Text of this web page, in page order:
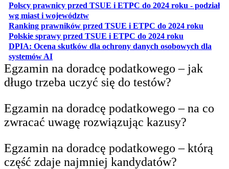
Polscy prawnicy przed TSUE i ETPC do 2024 roku - podział
wg miast i województwotwiera się w nowej karcie
Ranking prawników przed TSUE i ETPC do 2024 roku
Polskie sprawy przed TSUE i ETPC do 2024 roku
DPIA: Ocena skutków dla ochrony danych osobowych dla
systemów AIotwiera się w nowej karcie
Egzamin na doradcę podatkowego – jak
długo trzeba uczyć się do testów?
Egzamin na doradcę podatkowego – na co
zwracać uwagę rozwiązując kazusy?
Egzamin na doradcę podatkowego – którą
część zdaje najmniej kandydatów?